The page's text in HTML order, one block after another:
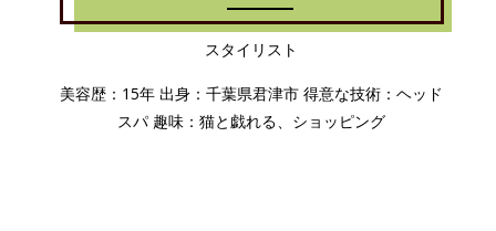
スタイリスト
美容歴：15年 出身：千葉県君津市 得意な技術：ヘッド
スパ 趣味：猫と戯れる、ショッピング